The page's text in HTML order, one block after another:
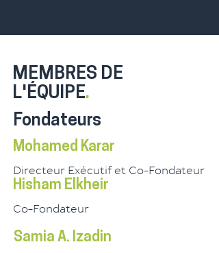
MEMBRES DE
L'ÉQUIPE.
Fondateurs
Mohamed Karar
Directeur Exécutif et Co-Fondateur
Hisham Elkheir
Co-Fondateur
Samia A. Izadin